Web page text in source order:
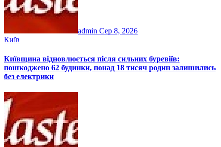
admin Сер 8, 2026
Київ
Київщина відновлюється після сильних буревіїв:
пошкоджено 62 будинки, понад 18 тисяч родин залишились
без електрики